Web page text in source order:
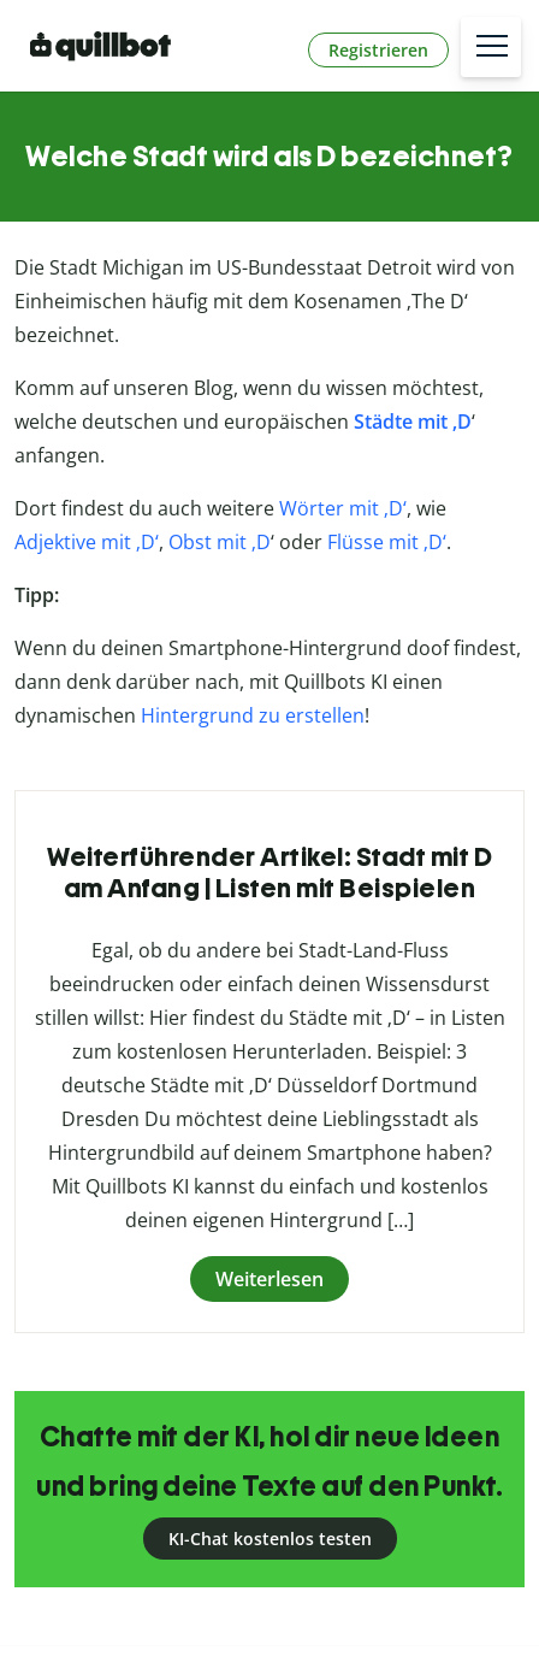
Registrieren
Welche Stadt wird als D bezeichnet?
Die Stadt Michigan im US-Bundesstaat Detroit wird von
Einheimischen häufig mit dem Kosenamen ‚The D‘
bezeichnet.
Komm auf unseren Blog, wenn du wissen möchtest,
welche deutschen und europäischen Städte mit ‚D‘
anfangen.
Dort findest du auch weitereWörter mit ‚D‘, wie
Adjektive mit ‚D‘, Obst mit ‚D‘ oder Flüsse mit ‚D‘.
Tipp:
Wenn du deinen Smartphone-Hintergrund doof findest,
dann denk darüber nach, mit Quillbots KI einen
dynamischen Hintergrund zu erstellen!
Weiterführender Artikel: Stadt mit D
am Anfang | Listen mit Beispielen
Egal, ob du andere bei Stadt-Land-Fluss
beeindrucken oder einfach deinen Wissensdurst
stillen willst: Hier findest du Städte mit ‚D‘ – in Listen
zum kostenlosen Herunterladen. Beispiel: 3
deutsche Städte mit ‚D‘ Düsseldorf Dortmund
Dresden Du möchtest deine Lieblingsstadt als
Hintergrundbild auf deinem Smartphone haben?
Mit Quillbots KI kannst du einfach und kostenlos
deinen eigenen Hintergrund […]
Weiterlesen
Chatte mit der KI, hol dir neue Ideen
und bring deine Texte auf den Punkt.
KI-Chat kostenlos testen